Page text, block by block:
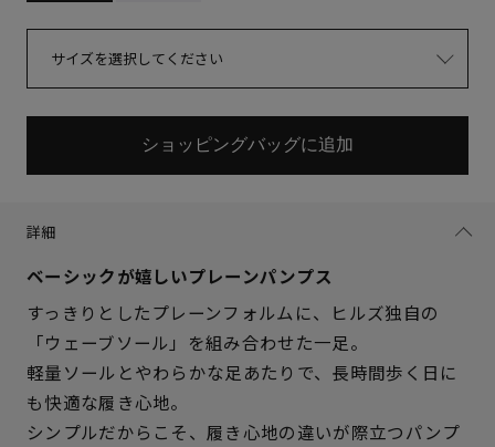
サイズを選択してください
ショッピングバッグに追加
詳細
ベーシックが嬉しいプレーンパンプス
すっきりとしたプレーンフォルムに、ヒルズ独自の
「ウェーブソール」を組み合わせた一足。
軽量ソールとやわらかな足あたりで、長時間歩く日に
も快適な履き心地。
シンプルだからこそ、履き心地の違いが際立つパンプ